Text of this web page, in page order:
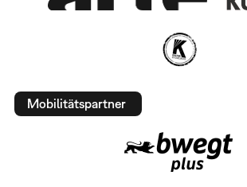
Mobilitätspartner